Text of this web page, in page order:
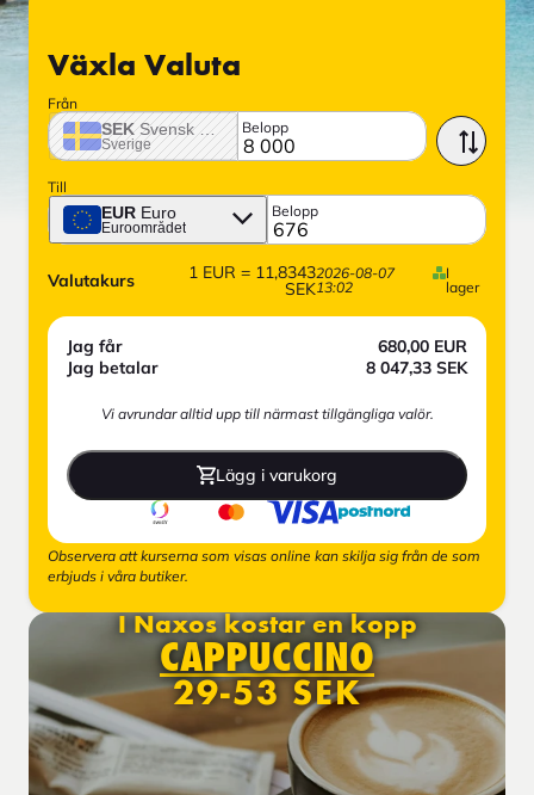
Växla Valuta
Från
SEK Svensk krona
Sverige
Belopp
Till
EUR Euro
Euroområdet
Belopp
Valutakurs 1 EUR = 11,8343
SEK
2026-08-07
13:02
I
lager
Jag får 680,00 EUR
Jag betalar
8 047,33 SEK
Vi avrundar alltid upp till närmast tillgängliga valör.
Lägg i varukorg
Observera att kurserna som visas online kan skilja sig från de som
erbjuds i våra butiker.
I Naxos kostar en kopp
CAPPUCCINO
29-53 SEK